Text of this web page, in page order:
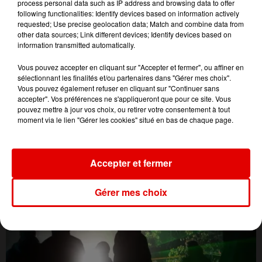
process personal data such as IP address and browsing data to offer
following functionalities: Identify devices based on information actively
requested; Use precise geolocation data; Match and combine data from
other data sources; Link different devices; Identify devices based on
information transmitted automatically.
Vous pouvez accepter en cliquant sur "Accepter et fermer", ou affiner en
sélectionnant les finalités et/ou partenaires dans "Gérer mes choix".
Vous pouvez également refuser en cliquant sur "Continuer sans
accepter". Vos préférences ne s'appliqueront que pour ce site. Vous
pouvez mettre à jour vos choix, ou retirer votre consentement à tout
moment via le lien "Gérer les cookies" situé en bas de chaque page.
Gérer mes choix
Accepter et fermer